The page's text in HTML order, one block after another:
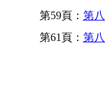
第59頁： 第
第61頁： 第